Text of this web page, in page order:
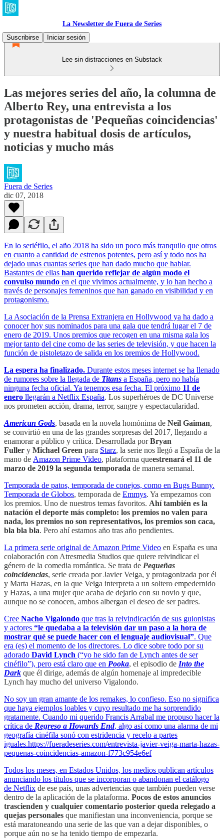
La Newsletter de Fuera de Series
Suscribirse
Iniciar sesión
Lee sin distracciones en Substack
Las mejores series del año, la columna de
Alberto Rey, una entrevista a los
protagonistas de 'Pequeñas coincidencias'
y nuestra habitual dosis de artículos,
noticias y mucho más
Fuera de Series
dic 07, 2018
En lo seriéfilo, el año 2018 ha sido un poco más tranquilo que otros
en cuanto a cantidad de estrenos potentes, pero así y todo nos ha
dejado unas cuantas series que han dado mucho que hablar.
Bastantes de ellas han querido reflejar de algún modo el
convulso mundo en el que vivimos actualmente, y lo han hecho a
través de personajes femeninos que han ganado en visibilidad y en
protagonismo.
La Asociación de la Prensa Extranjera en Hollywood ya ha dado a
conocer hoy sus nominados para una gala que tendrá lugar el 7 de
enero de 2019. Unos premios que recogen en una misma gala los
mejor tanto del cine como de las series de televisión, y que hacen la
función de pistoletazo de salida en los premios de Hollywood.
La espera ha finalizado. Durante estos meses internet se ha llenado
de rumores sobre la llegada de Titans a España, pero no había
ninguna fecha oficial. Ya tenemos esa fecha. El próximo 11 de
enero llegarán a Netflix España. Los superhéroes de DC Universe
nos prometen acción, drama, terror, sangre y espectacularidad.
American Gods, basada en la novela homónima de Neil Gaiman,
se convirtió en una de las grandes sorpresas del 2017, llegando a
enamorar a público y crítica. Desarrollada porBryan
Fuller y Michael Green para Starz, la serie nos llegó a España de la
mano de Amazon Prime Video, plataforma queestrenará el 11 de
marzo de 2019 la segunda temporada de manera semanal.
Temporada de patos, temporada de conejos, como en Bugs Bunny.
Temporada de Globos, temporada de Emmys. Ya empezamos con
los premios. Uno de nuestros temas favoritos. Ahí también es la
natación el deporte más completo: los premios no valen para
nada, los premios no son representativos, los premios son caca,
bla bla bla. Pero ahí estamos año tras año pendientes.
La primera serie original de Amazon Prime Video en España es una
colaboración con Atresmedia Studios que quiere reivindicar el
género de la comedia romántica. Se trata de Pequeñas
coincidencias, serie creada por Javier Veiga, y protagonizada por él
y Marta Hazas, en la que Veiga interpreta a un soltero empedernido
y Hazas, a una mujer que acaba de dejarlo con su novio y que,
aunque no se conocen, ambos albergan el deseo de ser padres.
Cree Nacho Vigalondo que tras la reivindicación de sus guionistas
y actores “le quedaba a la televisión dar un paso a la hora de
mostrar qué se puede hacer con el lenguaje audiovisual”. Que
era (es) el momento de los directores. Lo dice sobre todo por su
adorado David Lynch (“yo he sido fan de Lynch antes de ser
cinéfilo”), pero está claro que en Pooka, el episodio de Into the
Dark que él dirige, además de algún homenaje al impredecible
Lynch hay mucho del universo Vigalondo.
No soy un gran amante de los remakes, lo confieso. Eso no significa
que haya ejemplos loables y cuyo resultado me ha sorprendido
gratamente. Cuando mi querido Francis Arrabal me propuso hacer la
crítica de Regreso a Howards End, algo así como una alarma de mi
geografía cinéfila sonó con estridencia y recelo a partes
iguales.https://fueradeseries.com/entrevista-javier-veiga-marta-hazas-
pequenas-coincidencias-amazon-f773c954e6ef
Todos los meses, en Estados Unidos, los medios publican artículos
anunciando los títulos que se incorporan o abandonan el catálogo
de Netflix de ese país, unas advertencias que también pueden verse
dentro de la aplicación de la plataforma. Pocos de estos anuncios
trascienden y cualquier comentario posterior queda relegado a
quejas personales que manifiestan una inconveniencia, porque se
está maratoneando una serie de las que van a dejar disponibles, o
porque aún no se ha tenido tiempo de empezarla.